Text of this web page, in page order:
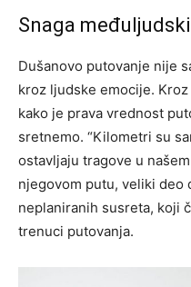
Snaga
Dušanovo putovanje nije
kroz ljudske emocije.
kako je prava vrednost
sretnemo. “Kilometri su
ostavljaju tragove u
njegovom putu, veliki deo
neplaniranih susreta, koji
trenuci putovanja.